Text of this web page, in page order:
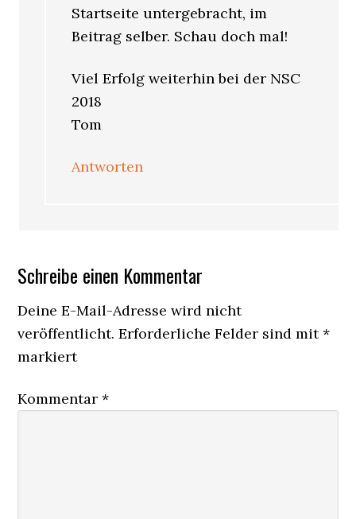
Startseite untergebracht, im
Beitrag selber. Schau doch mal!
Viel Erfolg weiterhin bei der NSC
2018
Tom
Antworten
Schreibe einen Kommentar
Deine E-Mail-Adresse wird nicht
veröffentlicht. Erforderliche Felder sind mit*
markiert
Kommentar*